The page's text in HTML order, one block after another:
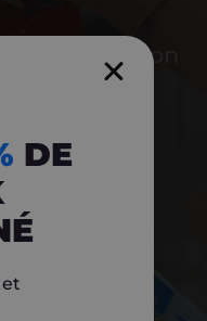
l’application
5 % à
DE
et